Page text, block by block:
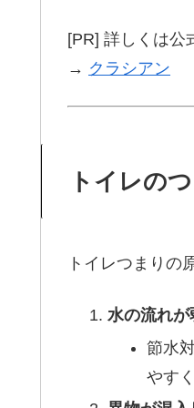
[PR] 詳しくは公
→ クラシアン
トイレの
トイレつまりの
水の流れが
節水
やす